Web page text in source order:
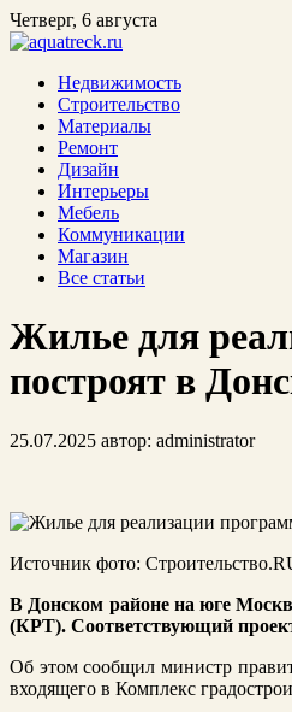
Четверг, 6 августа
Недвижимость
Строительство
Материалы
Ремонт
Дизайн
Интерьеры
Мебель
Коммуникации
Магазин
Все статьи
Жилье для
построят в
25.07.2025 автор: administrator
Источник фото:
В Донском районе на юге
(КРТ). Соответствующий
Об этом сообщил министр
входящего в Комплекс